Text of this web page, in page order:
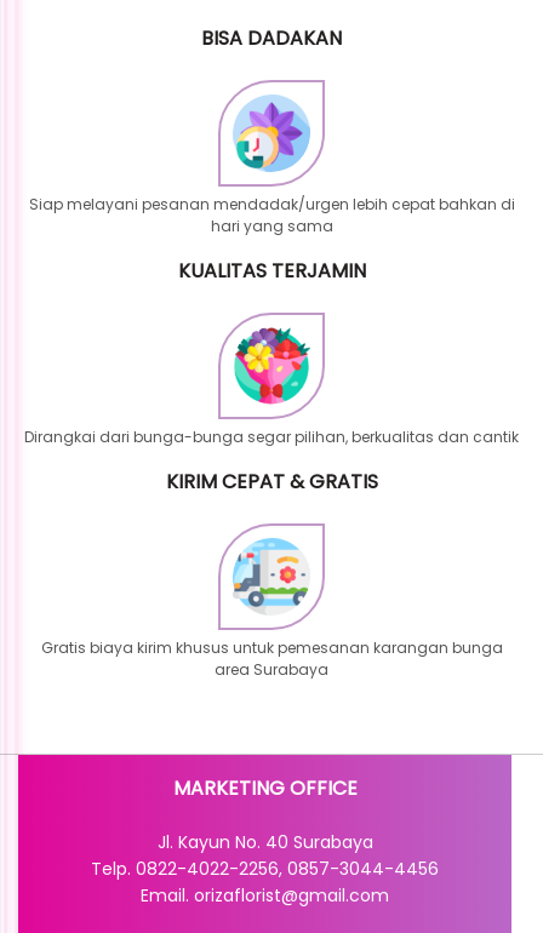
BISA DADAKAN
Siap melayani pesanan mendadak/urgen lebih cepat bahkan di
hari yang sama
KUALITAS TERJAMIN
Dirangkai dari bunga-bunga segar pilihan, berkualitas dan cantik
KIRIM CEPAT & GRATIS
Gratis biaya kirim khusus untuk pemesanan karangan bunga
area Surabaya
MARKETING OFFICE
Jl. Kayun No. 40 Surabaya
Telp. 0822-4022-2256, 0857-3044-4456
Email. orizaflorist@gmail.com